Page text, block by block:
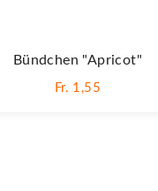
Bündchen "apricot"
Fr. 1,55